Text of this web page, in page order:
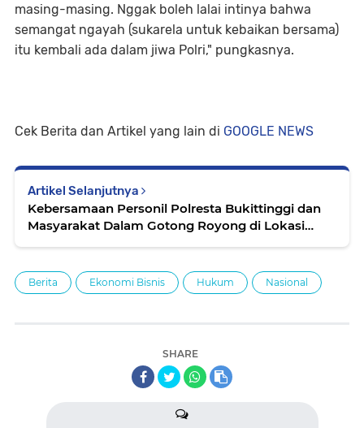
masing-masing. Nggak boleh lalai intinya bahwa
semangat ngayah (sukarela untuk kebaikan bersama)
itu kembali ada dalam jiwa Polri," pungkasnya.
Cek Berita dan Artikel yang lain di GOOGLE NEWS
Artikel Selanjutnya
Kebersamaan Personil Polresta Bukittinggi dan
Masyarakat Dalam Gotong Royong di Lokasi
Berita Ekonomi Bisnis Hukum Nasional
SHARE